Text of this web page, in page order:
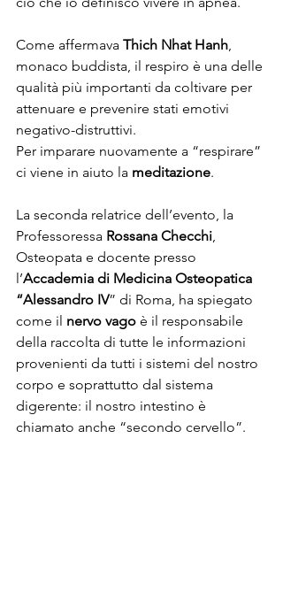
Come affermava Thich Nhat Hanh
monaco buddista, il respiro è una delle
qualità più importanti da coltivare per
attenuare e prevenire stati emotivi
negativo-distruttivi.
Per imparare nuovamente a “respirare”
ci viene in aiuto la meditazione.
La seconda relatrice dell’evento, la
Professoressa Rossana Checchi
Osteopata e docente presso
l’Accademia di Medicina Osteopatica
“Alessandro IV” di Roma, ha spiegato
come il nervo vago è il responsabile
della raccolta di tutte le informazioni
provenienti da tutti i sistemi del nostro
corpo e soprattutto dal sistema
digerente: il nostro intestino è
chiamato anche “secondo cervello”.